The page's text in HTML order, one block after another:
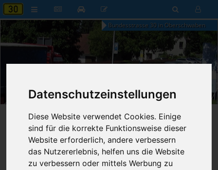
Datenschutzeinstellungen
Diese Website verwendet Cookies. Einige
sind für die korrekte Funktionsweise dieser
Website erforderlich, andere verbessern
das Nutzererlebnis, helfen uns die Website
zu verbessern oder mittels Werbung zu
Bundesstrasse 30 in Oberschwaben
Donnerstag, 6. August 2026
Startseite»B30 aktuell »Nachrichten
11.05.2023 - 20:13 Uhr
Franz Fischer
Nr. 8250
859